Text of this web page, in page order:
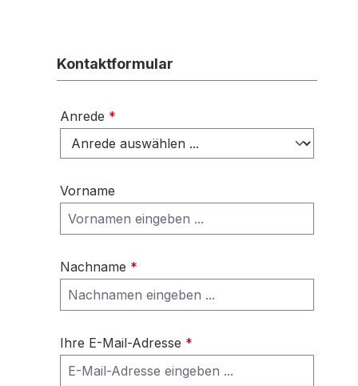
Kontaktformular
Anrede *
Vorname
Nachname *
Ihre E-Mail-Adresse *